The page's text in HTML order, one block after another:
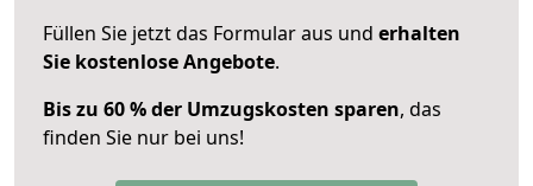
Füllen Sie jetzt das Formular aus und erhalten
Sie kostenlose Angebote.
Bis zu 60 % der Umzugskosten sparen, das
finden Sie nur bei uns!